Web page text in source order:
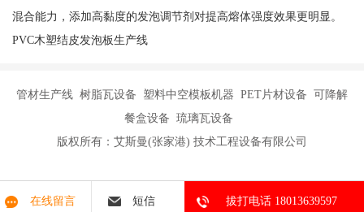
混合能力，添加高黏度的发泡调节剂对提高熔体强度效果更明显。
PVC木塑结皮发泡板生产线
管材生产线 树脂瓦设备 塑料中空模板机器 PET片材设备 可降解
餐盒设备 琉璃瓦设备
版权所有：艾斯曼(张家港) 技术工程设备有限公司
在线留言 短信 拔打电话 18013639597